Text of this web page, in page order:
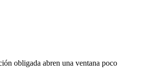
obligada abren una ventana poco